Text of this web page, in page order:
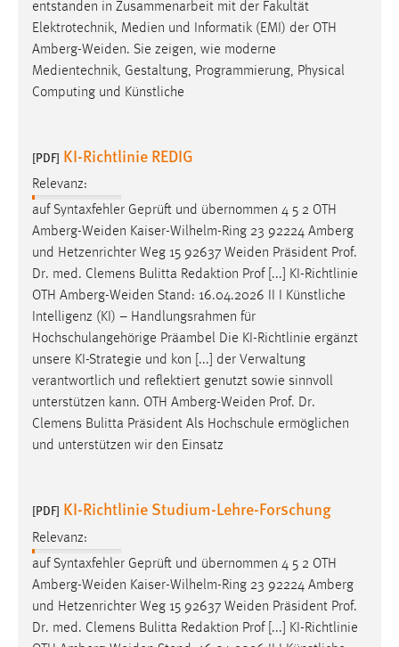
entstanden in Zusammenarbeit mit der Fakultät
Elektrotechnik, Medien und Informatik (EMI) der OTH
Amberg-Weiden. Sie zeigen, wie moderne
Medientechnik, Gestaltung, Programmierung, Physical
Computing und Künstliche
[PDF] KI-Richtlinie REDIG
Relevanz:
auf Syntaxfehler Geprüft und übernommen 4 5 2 OTH
Amberg-Weiden Kaiser-Wilhelm-Ring 23 92224 Amberg
und Hetzenrichter Weg 15 92637 Weiden Präsident Prof.
Dr. med. Clemens Bulitta Redaktion Prof [...] KI-Richtlinie
OTH Amberg-Weiden Stand: 16.04.2026 II I Künstliche
Intelligenz (KI) – Handlungsrahmen für
Hochschulangehörige Präambel Die KI-Richtlinie ergänzt
unsere KI-Strategie und kon [...] der Verwaltung
verantwortlich und reflektiert genutzt sowie sinnvoll
unterstützen kann. OTH Amberg-Weiden Prof. Dr.
Clemens Bulitta Präsident Als Hochschule ermöglichen
und unterstützen wir den Einsatz
[PDF] KI-Richtlinie Studium-Lehre-Forschung
Relevanz:
auf Syntaxfehler Geprüft und übernommen 4 5 2 OTH
Amberg-Weiden Kaiser-Wilhelm-Ring 23 92224 Amberg
und Hetzenrichter Weg 15 92637 Weiden Präsident Prof.
Dr. med. Clemens Bulitta Redaktion Prof [...] KI-Richtlinie